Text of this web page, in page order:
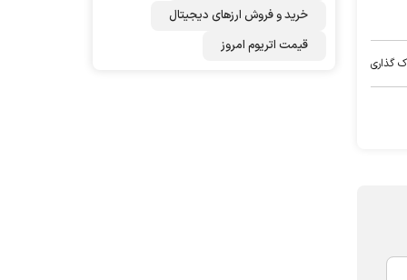
گذاری
خرید و فروش ارزهای دیجیتال
قیمت اتریوم امروز